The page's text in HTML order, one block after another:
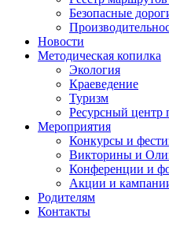
Безопасные
Новости
Методическая копилка
Экология
Краеведение
Туризм
Ресурсный центр
Мероприятия
Конкурсы и
Викторины и
Конференции и
Акции и
Родителям
Контакты